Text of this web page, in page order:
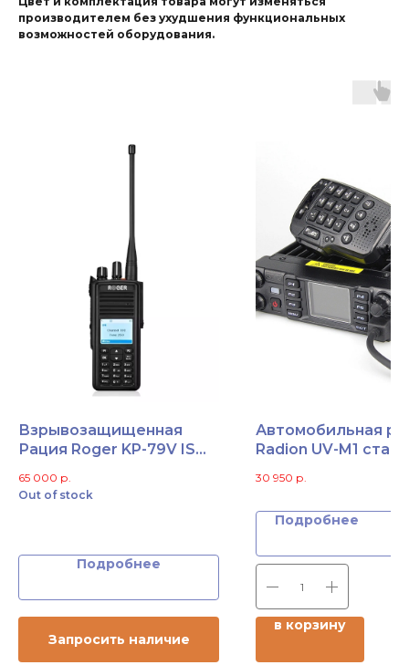
производителем без ухудшения функциональных
возможностей оборудования.
Взрывозащищенная
Рация Roger KP-79V IS
65 000 р.
Out of stock
Подробнее
Запросить наличие
Автомобильная
Radion UV-M1
30 950 р.
Подробнее
в корзину